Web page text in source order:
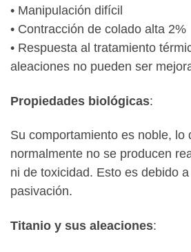
• Manipulación difícil
• Contracción de colado alta 2%
• Respuesta al tratamiento
aleaciones no pueden ser
Propiedades biológicas:
Su comportamiento es noble, lo
normalmente no se producen
ni de toxicidad. Esto es debido
pasivación.
Titanio y sus aleaciones: